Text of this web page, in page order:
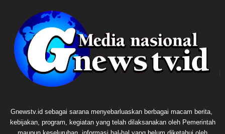
Gnewstv.id sebagai sarana menyebarluaskan berbagai macam berita,
kebijakan, program, kegiatan yang telah dilaksanakan oleh Pemerintah